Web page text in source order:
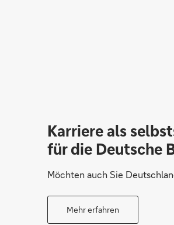
Direktabschluss möglich
Karriere als
für die Deutsche
Möchten auch Sie
Mehr erfahren